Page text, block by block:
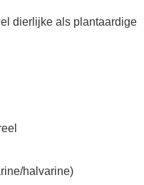
dierlijke als plantaardige
halvarine)